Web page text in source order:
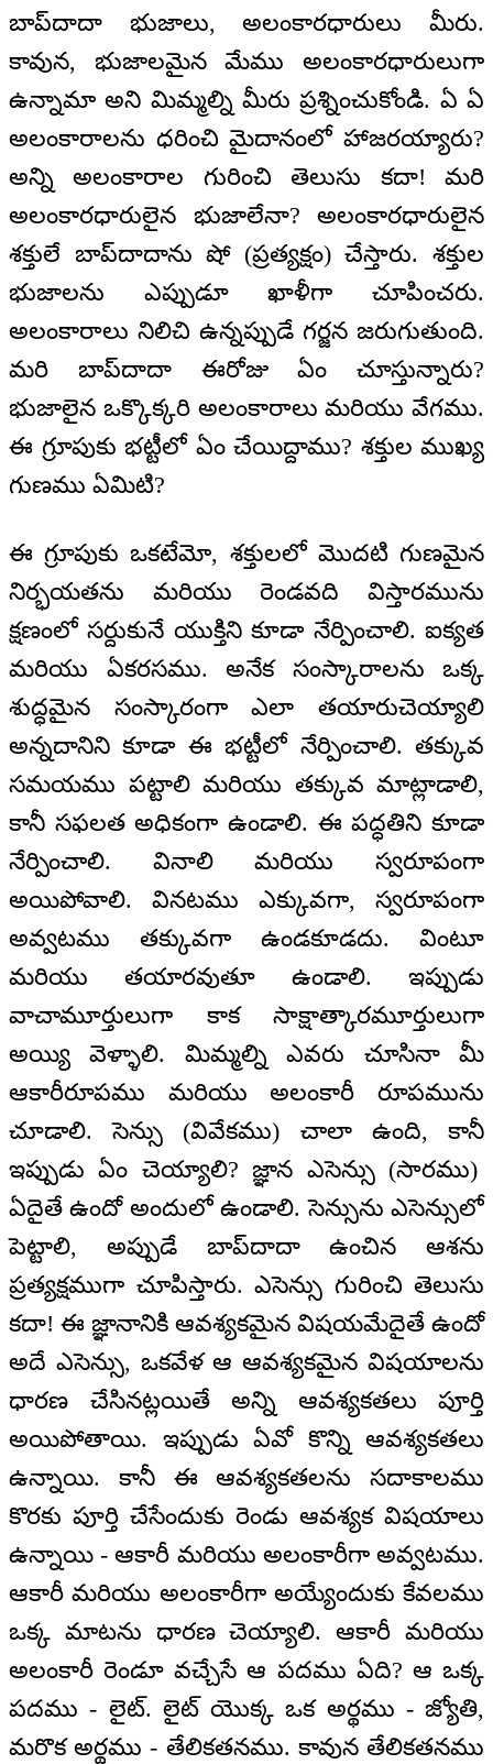
బాప్‌దాదా భుజాలు, అలంకారధారులు మీరు.
కావున, భుజాలమైన మేము అలంకారధారులుగా
ఉన్నామా అని మిమ్మల్ని మీరు ప్రశ్నించుకోండి. ఏ ఏ
అలంకారాలను ధరించి మైదానంలో హాజరయ్యారు?
అన్ని అలంకారాల గురించి తెలుసు కదా! మరి
అలంకారధారులైన భుజాలేనా? అలంకారధారులైన
శక్తులే బాప్‌దాదాను షో (ప్రత్యక్షం) చేస్తారు. శక్తుల
భుజాలను ఎప్పుడూ ఖాళీగా చూపించరు.
అలంకారాలు నిలిచి ఉన్నప్పుడే గర్జన జరుగుతుంది.
మరి బాప్‌దాదా ఈరోజు ఏం చూస్తున్నారు?
భుజాలైన ఒక్కొక్కరి అలంకారాలు మరియు వేగము.
ఈ గ్రూపుకు భట్టీలో ఏం చేయిద్దాము? శక్తుల ముఖ్య
గుణము ఏమిటి?
ఈ గ్రూపుకు ఒకటేమో, శక్తులలో మొదటి గుణమైన
నిర్భయతను మరియు రెండవది విస్తారమును
క్షణంలో సర్దుకునే యుక్తిని కూడా నేర్పించాలి. ఐక్యత
మరియు ఏకరసము. అనేక సంస్కారాలను ఒక్క
శుద్ధమైన సంస్కారంగా ఎలా తయారుచెయ్యాలి
అన్నదానిని కూడా ఈ భట్టీలో నేర్పించాలి. తక్కువ
సమయము పట్టాలి మరియు తక్కువ మాట్లాడాలి,
కానీ సఫలత అధికంగా ఉండాలి. ఈ పద్ధతిని కూడా
నేర్పించాలి. వినాలి మరియు స్వరూపంగా
అయిపోవాలి. వినటము ఎక్కువగా, స్వరూపంగా
అవ్వటము తక్కువగా ఉండకూడదు. వింటూ
మరియు తయారవుతూ ఉండాలి. ఇప్పుడు
వాచామూర్తులుగా కాక సాక్షాత్కారమూర్తులుగా
అయ్యి వెళ్ళాలి. మిమ్మల్ని ఎవరు చూసినా మీ
ఆకారీరూపము మరియు అలంకారీ రూపమును
చూడాలి. సెన్సు (వివేకము) చాలా ఉంది, కానీ
ఇప్పుడు ఏం చెయ్యాలి? జ్ఞాన ఎసెన్సు (సారము)
ఏదైతే ఉందో అందులో ఉండాలి. సెన్సును ఎసెన్సులో
పెట్టాలి, అప్పుడే బాప్‌దాదా ఉంచిన ఆశను
ప్రత్యక్షముగా చూపిస్తారు. ఎసెన్సు గురించి తెలుసు
కదా! ఈ జ్ఞానానికి ఆవశ్యకమైన విషయమేదైతే ఉందో
అదే ఎసెన్సు, ఒకవేళ ఆ ఆవశ్యకమైన విషయాలను
ధారణ చేసినట్లయితే అన్ని ఆవశ్యకతలు పూర్తి
అయిపోతాయి. ఇప్పుడు ఏవో కొన్ని ఆవశ్యకతలు
ఉన్నాయి. కానీ ఈ ఆవశ్యకతలను సదాకాలము
కొరకు పూర్తి చేసేందుకు రెండు ఆవశ్యక విషయాలు
ఉన్నాయి - ఆకారీ మరియు అలంకారీగా అవ్వటము.
ఆకారీ మరియు అలంకారీగా అయ్యేందుకు కేవలము
ఒక్క మాటను ధారణ చెయ్యాలి. ఆకారీ మరియు
అలంకారీ రెండూ వచ్చేసే ఆ పదము ఏది? ఆ ఒక్క
పదము - లైట్. లైట్ యొక్క ఒక అర్థము - జ్యోతి,
మరొక అర్థము - తేలికతనము. కావున తేలికతనము